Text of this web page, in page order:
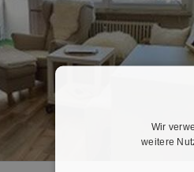
Wir
weitere